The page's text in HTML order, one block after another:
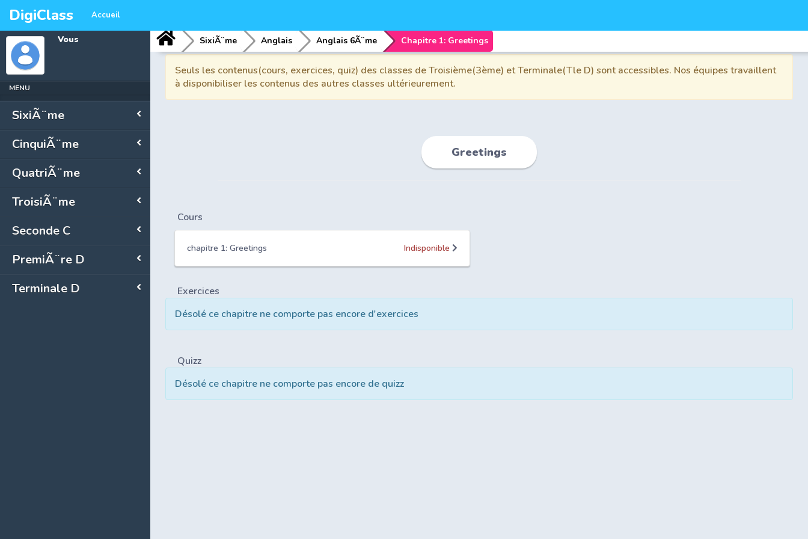
DigiClass Accueil
Vous
MENU
SixiÃ¨me
CinquiÃ¨me
QuatriÃ¨me
TroisiÃ¨me
Seconde C
PremiÃ¨re D
Terminale D
SixiÃ¨me Anglais Anglais 6Ã¨me Chapitre 1: Greetings
Seuls les contenus(cours, exercices, quiz) des classes de Troisième(3ème) et Terminale(Tle D) sont accessibles. Nos équipes travaillent
à disponibiliser les contenus des autres classes ultérieurement.
Greetings
Cours
chapitre 1: Greetings Indisponible
Exercices
Désolé ce chapitre ne comporte pas encore d'exercices
Quizz
Désolé ce chapitre ne comporte pas encore de quizz